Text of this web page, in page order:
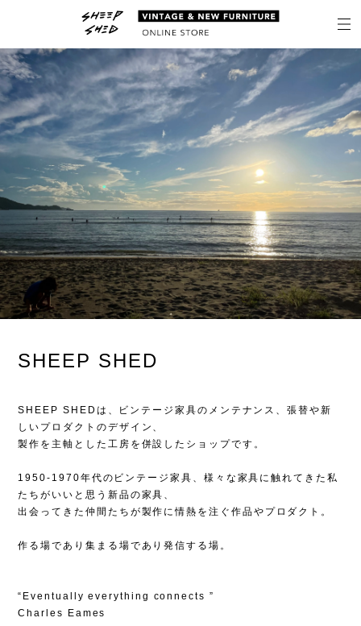
SHEEP SHED
SHEEP SHEDは、ビンテージ家具のメンテナンス、張替や新
しいプロダクトのデザイン、
製作を主軸とした工房を併設したショップです。
1950-1970年代のビンテージ家具、様々な家具に触れてきた私
たちがいいと思う新品の家具、
出会ってきた仲間たちが製作に情熱を注ぐ作品やプロダクト。
作る場であり集まる場であり発信する場。
“Eventually everything connects ”
Charles Eames